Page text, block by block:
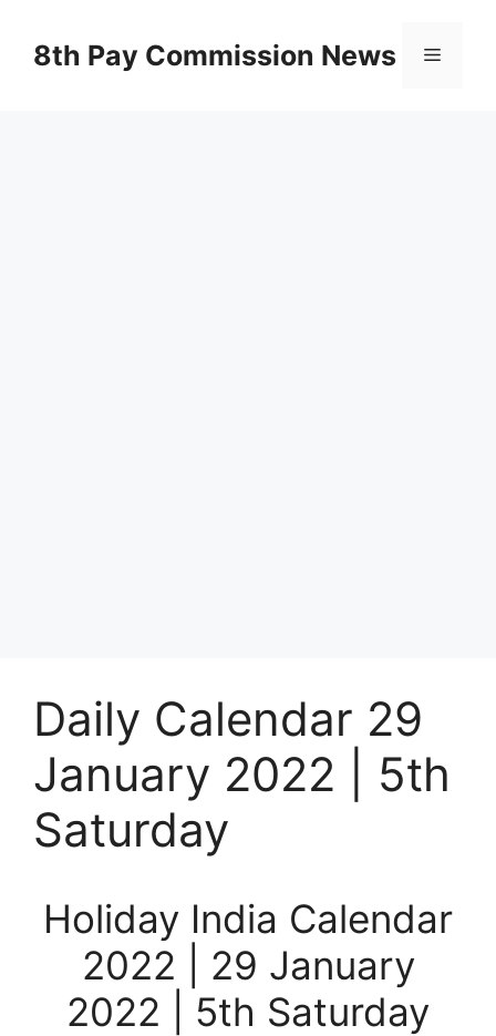
content8th Pay Commission News Menu
Daily Calendar 29
January 2022 | 5th
Saturday
Holiday India Calendar
2022 | 29 January
2022 | 5th Saturday